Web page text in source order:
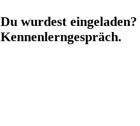
Du wurdest
Kennenlerngespräch.